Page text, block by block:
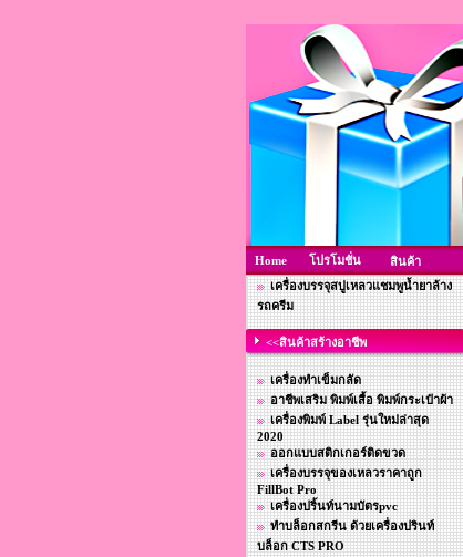
Home โปรโมชั่น สินค้า
เครื่องบรรจุสบู่เหลวแชมพูน้ำยาล้าง
รถครีม
<<สินค้าสร้างอาชีพ
เครื่องทำเข็มกลัด
อาชีพเสริม พิมพ์เสื้อ พิมพ์กระเป๋าผ้า
เครื่องพิมพ์ Label รุ่นใหม่ล่าสุด
2020
ออกแบบสติกเกอร์ติดขวด
เครื่องบรรจุของเหลวราคาถูก
FillBot Pro
เครื่องปริ้นท์นามบัตรpvc
ทำบล็อกสกรีน ด้วยเครื่องปรินท์
บล็อก CTS PRO